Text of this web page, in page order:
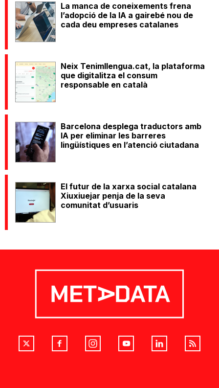
La manca de coneixements frena
l’adopció de la IA a gairebé nou de
cada deu empreses catalanes
Neix Tenimllengua.cat, la plataforma
que digitalitza el consum
responsable en català
Barcelona desplega traductors amb
IA per eliminar les barreres
lingüístiques en l’atenció ciutadana
El futur de la xarxa social catalana
Xiuxiuejar penja de la seva
comunitat d’usuaris